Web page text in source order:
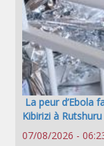
La peur d’Ebola
Kibirizi à Rutshuru
07/08/2026 -